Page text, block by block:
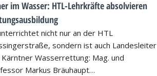
im Wasser: HTL-Lehrkräfte absolvieren
nicht nur an der HTL
sondern ist auch Landesleiter
Wasserrettung: Mag. und
Markus Bräuhaupt…